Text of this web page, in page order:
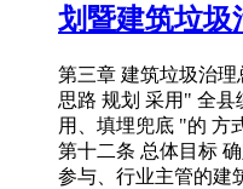
划暨建筑垃圾
第三章 建筑垃圾治
思路 规划 采用" 全县
用、填埋兜底 "的 方
第十二条 总体目标
参与、行业主管的建